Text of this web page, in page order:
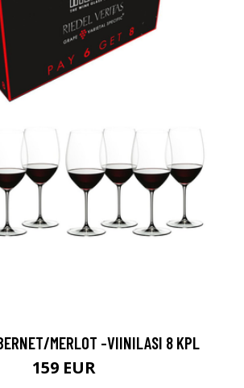
MERLOT -VIINILASI 8 KPL
159 EUR